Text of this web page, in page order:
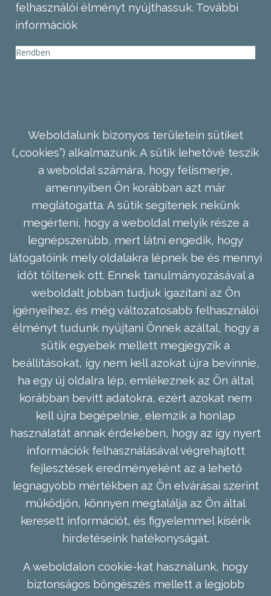
felhasználói élményt nyújthassuk. További
információk
Rendben
Weboldalunk bizonyos területein sütiket
(„cookies”) alkalmazunk. A sütik lehetővé teszik
a weboldal számára, hogy felismerje,
amennyiben Ön korábban azt már
meglátogatta. A sütik segítenek nekünk
megérteni, hogy a weboldal melyik része a
legnépszerűbb, mert látni engedik, hogy
látogatóink mely oldalakra lépnek be és mennyi
időt töltenek ott. Ennek tanulmányozásával a
weboldalt jobban tudjuk igazítani az Ön
igényeihez, és még változatosabb felhasználói
élményt tudunk nyújtani Önnek azáltal, hogy a
sütik egyebek mellett megjegyzik a
beállításokat, így nem kell azokat újra bevinnie,
ha egy új oldalra lép, emlékeznek az Ön által
korábban bevitt adatokra, ezért azokat nem
kell újra begépelnie, elemzik a honlap
használatát annak érdekében, hogy az így nyert
információk felhasználásával végrehajtott
fejlesztések eredményeként az a lehető
legnagyobb mértékben az Ön elvárásai szerint
működjön, könnyen megtalálja az Ön által
keresett információt, és figyelemmel kísérik
hirdetéseink hatékonyságát.
A weboldalon cookie-kat használunk, hogy
biztonságos böngészés mellett a legjobb